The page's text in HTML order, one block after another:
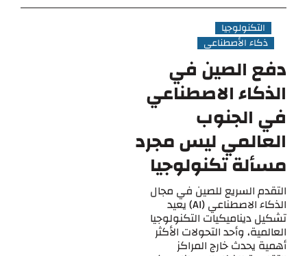
التكنولوجيا
ذكاء الأصطناعي
دفع الصين في
الذكاء الاصطناعي
في الجنوب
العالمي ليس مجرد
مسألة تكنولوجيا
التقدم السريع للصين في مجال
الذكاء الاصطناعي (AI) يعيد
تشكيل ديناميكيات التكنولوجيا
العالمية، وأحد التحولات الأكثر
أهمية يحدث خارج المراكز